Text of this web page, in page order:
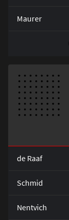
Maurer
de Raaf
Schmid
Nentvich